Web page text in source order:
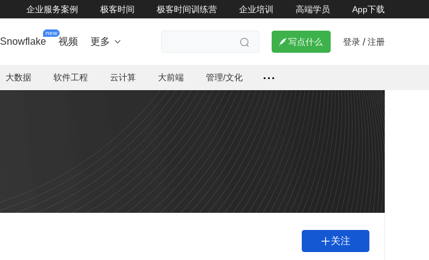
企业服务案例 极客时间 极客时间训练营 企业培训 高端学员 App下载
Snowflake
new
视频 更多    写点什么 登录 / 注册
大数据 软件工程 云计算 大前端 管理/文化
关注